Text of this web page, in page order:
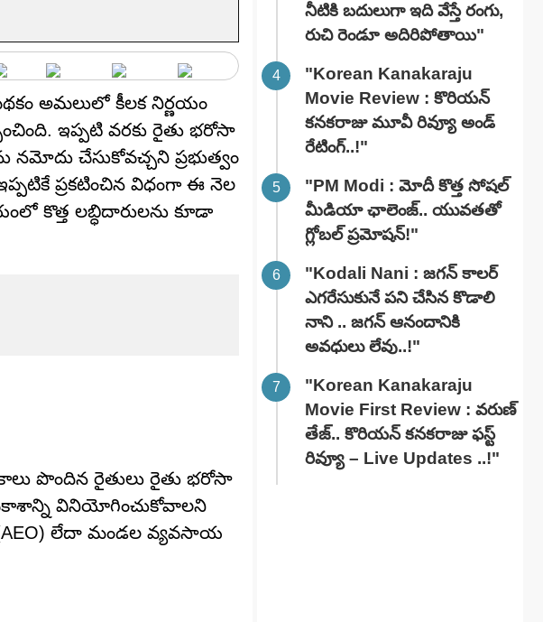
అమలులో కీలక నిర్ణయం
ఇప్పటి వరకు రైతు భరోసా
నమోదు చేసుకోవచ్చని ప్రభుత్వం
ప్రకటించిన విధంగా ఈ నెల
కొత్త లబ్ధిదారులను కూడా
పొందిన రైతులు రైతు భరోసా
వినియోగించుకోవాలని
లేదా మండల వ్యవసాయ
నీటికి బదులుగా ఇది వేస్తే రంగు,
రుచి రెండూ అదిరిపోతాయి"
"Korean Kanakaraju
Movie Review : కొరియన్
కనకరాజు మూవీ రివ్యూ అండ్
రేటింగ్‌..!"
"PM Modi : మోదీ కొత్త సోషల్
మీడియా ఛాలెంజ్.. యువతతో
గ్లోబల్ ప్రమోషన్!"
"Kodali Nani : జగన్ కాలర్
ఎగరేసుకునే పని చేసిన కొడాలి
నాని .. జగన్ ఆనందానికి
అవధులు లేవు..!"
"Korean Kanakaraju
Movie First Review : వరుణ్
తేజ్.. కొరియన్ కనకరాజు ఫస్ట్
రివ్యూ – Live Updates ..!"